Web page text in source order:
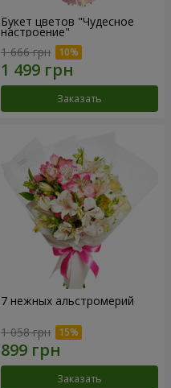
Букет цветов "Чудесное
настроение"
1 666 грн
Заказать
7 нежных альстромерий
1 058 грн
Заказать